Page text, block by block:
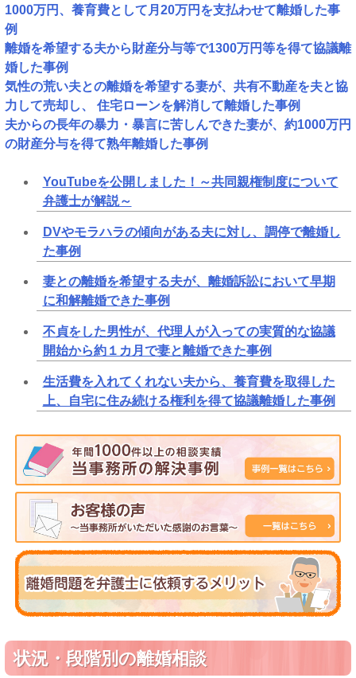
1000万円、養育費として月20万円を支払わせて離婚した事
例
離婚を希望する夫から財産分与等で1300万円等を得て協議離
婚した事例
気性の荒い夫との離婚を希望する妻が、共有不動産を夫と協
力して売却し、 住宅ローンを解消して離婚した事例
夫からの長年の暴力・暴言に苦しんできた妻が、約1000万円
の財産分与を得て熟年離婚した事例
YouTubeを公開しました！～共同親権制度について
弁護士が解説～
DVやモラハラの傾向がある夫に対し、調停で離婚し
た事例
妻との離婚を希望する夫が、離婚訴訟において早期
に和解離婚できた事例
不貞をした男性が、代理人が入っての実質的な協議
開始から約１カ月で妻と離婚できた事例
生活費を入れてくれない夫から、養育費を取得した
上、自宅に住み続ける権利を得て協議離婚した事例
状況・段階別の離婚相談